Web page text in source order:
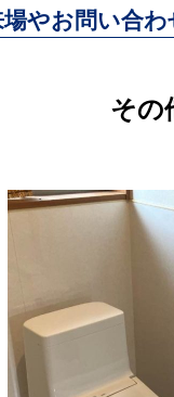
場やお問い合
その